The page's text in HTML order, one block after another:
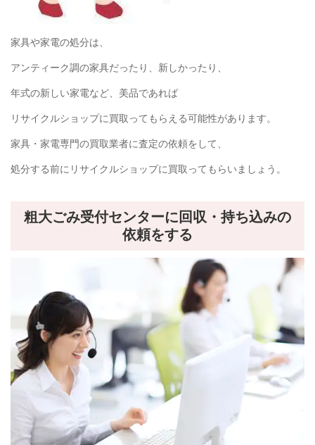
家具や家電の処分は、
アンティーク調の家具だったり、新しかったり、
年式の新しい家電など、美品であれば
リサイクルショップに買取ってもらえる可能性があります。
家具・家電専門の買取業者に査定の依頼をして、
処分する前にリサイクルショップに買取ってもらいましょう。
粗大ごみ受付センターに回収・持ち込みの
依頼をする